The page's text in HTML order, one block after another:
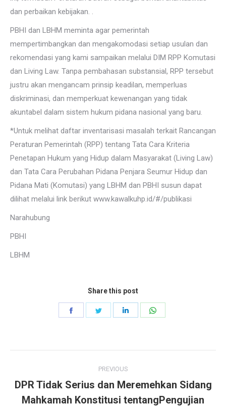
dan perbaikan kebijakan. .
PBHI dan LBHM meminta agar pemerintah
mempertimbangkan dan mengakomodasi setiap usulan dan
rekomendasi yang kami sampaikan melalui DIM RPP Komutasi
dan Living Law. Tanpa pembahasan substansial, RPP tersebut
justru akan mengancam prinsip keadilan, memperluas
diskriminasi, dan memperkuat kewenangan yang tidak
akuntabel dalam sistem hukum pidana nasional yang baru.
*Untuk melihat daftar inventarisasi masalah terkait Rancangan
Peraturan Pemerintah (RPP) tentang Tata Cara Kriteria
Penetapan Hukum yang Hidup dalam Masyarakat (Living Law)
dan Tata Cara Perubahan Pidana Penjara Seumur Hidup dan
Pidana Mati (Komutasi) yang LBHM dan PBHI susun dapat
dilihat melalui link berikut www.kawalkuhp.id/#/publikasi
Narahubung
PBHI
LBHM
Share this post
navigation
PREVIOUS
Previous
DPR Tidak Serius dan Meremehkan Sidang
Mahkamah Konstitusi tentangPengujian